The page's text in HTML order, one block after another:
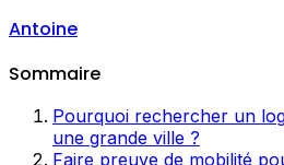
Antoine
Sommaire
Pourquoi rechercher un
une grande ville ?
Faire preuve de mobilité